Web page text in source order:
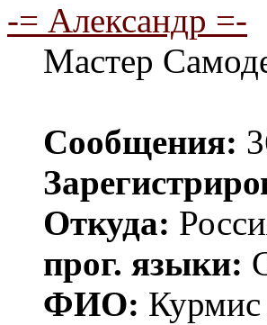
-= Александр =-
Мастер
Сообщения:
Откуда:
прог. языки:
ФИО: